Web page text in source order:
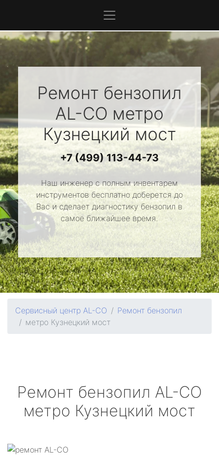
Ремонт бензопил
AL-CO метро
Кузнецкий мост
+7 (499) 113-44-73
Наш инженер с полным инвентарем
инструментов бесплатно доберется до
Вас и сделает диагностику бензопил в
самое ближайшее время.
Сервисный центр AL-CO
Ремонт бензопил
метро Кузнецкий мост
Ремонт бензопил AL-CO
метро Кузнецкий мост